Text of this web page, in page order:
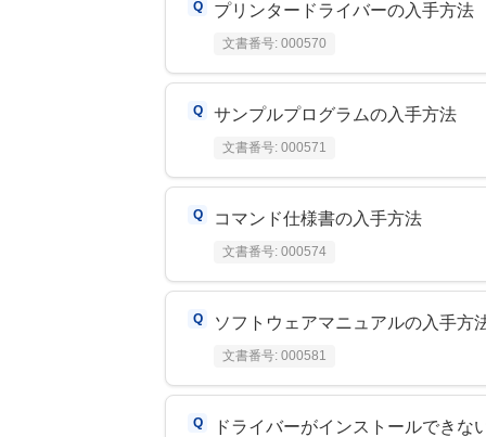
プリンタードライバーの入手方法
文書番号: 000570
サンプルプログラムの入手方法
文書番号: 000571
コマンド仕様書の入手方法
文書番号: 000574
ソフトウェアマニュアルの入手方
文書番号: 000581
ドライバーがインストールできな